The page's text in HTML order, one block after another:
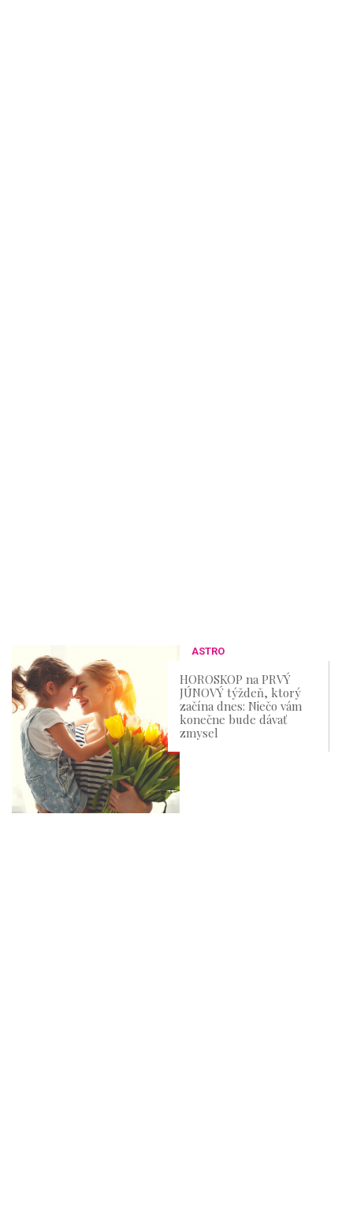
ASTRO
HOROSKOP na PRVÝ
JÚNOVÝ týždeň, ktorý
začína dnes: Niečo vám
konečne bude dávať
zmysel